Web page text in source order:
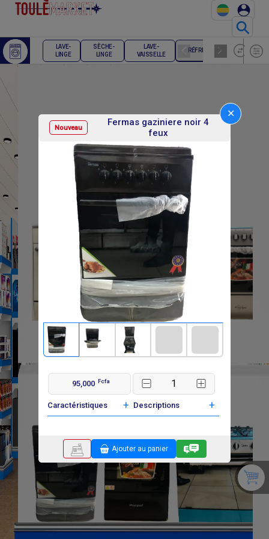
⚲
Nouveau
Fermas gaziniere noir 4
feux
✕
95,000 Fcfa
Caractéristiques + Descriptions +
Ajouter au panier
LAVE-
LINGE
SÈCHE-
LINGE
LAVE-
VAISSELLE
RÉFRIGÉRATEUR